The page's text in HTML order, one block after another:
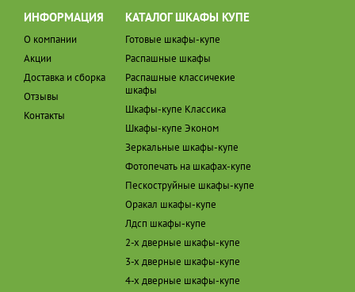
ИНФОРМАЦИЯ
О компании
Акции
Доставка и сборка
Отзывы
Контакты
КАТАЛОГ ШКАФЫ КУПЕ
Готовые шкафы-купе
Распашные шкафы
Распашные классичекие
шкафы
Шкафы-купе Классика
Шкафы-купе Эконом
Зеркальные шкафы-купе
Фотопечать на шкафах-купе
Пескоструйные шкафы-купе
Оракал шкафы-купе
Лдсп шкафы-купе
2-х дверные шкафы-купе
3-х дверные шкафы-купе
4-х дверные шкафы-купе